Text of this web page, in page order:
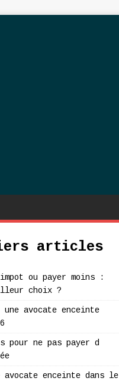
articles
ou payer moins :
choix ?
avocate enceinte
pour ne pas payer d
avocate enceinte dans le